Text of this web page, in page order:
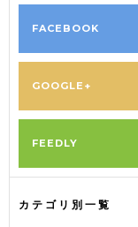
FACEBOOK
GOOGLE+
FEEDLY
カテゴリ別一覧